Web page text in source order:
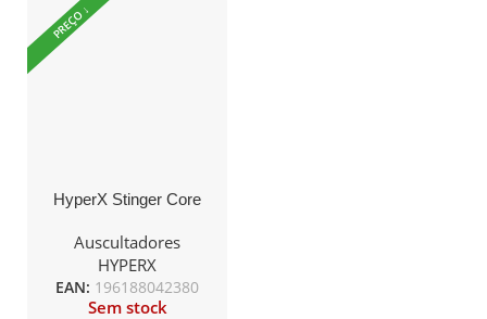
PREÇO ↓
HyperX Stinger Core
BK/G
Auscultadores
HYPERX
EAN: 196188042380
Sem stock